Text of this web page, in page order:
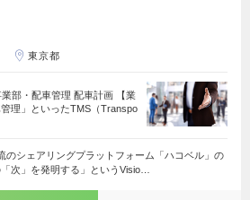
東京都
部・配車管理 配車計画 【業
理」といったTMS（Transpo
のシェアリングプラットフォーム「ハコベル」の
次」を発明する」というVisio…